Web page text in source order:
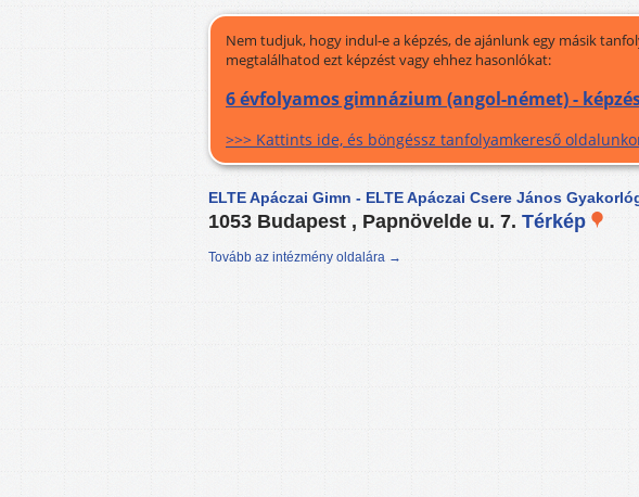
Nem tudjuk, hogy indul-e a képzés, de ajánlunk egy másik
megtalálhatod ezt képzést vagy ehhez hasonlókat:
6 évfolyamos gimnázium (angol-német) -
>>> Kattints ide, és böngéssz tanfolyamkereső
ELTE Apáczai Gimn - ELTE Apáczai Csere János
1053 Budapest , Papnövelde u. 7. Térkép
Tovább az intézmény oldalára →